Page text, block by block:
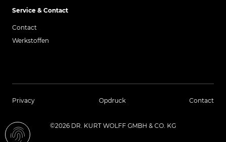
Service & Contact
Contact
Werkstoffen
Privacy Opdruck Contact
©2026 DR. KURT WOLFF GMBH & CO. KG